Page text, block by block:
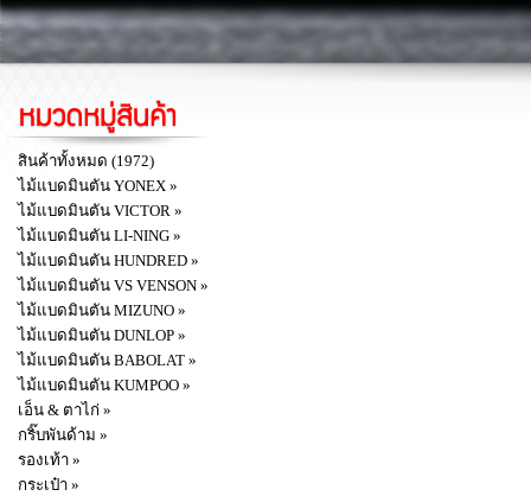
สินค้าทั้งหมด (1972)
ไม้แบดมินตัน YONEX »
ไม้แบดมินตัน VICTOR »
ไม้แบดมินตัน LI-NING »
ไม้แบดมินตัน HUNDRED »
ไม้แบดมินตัน VS VENSON »
ไม้แบดมินตัน MIZUNO »
ไม้แบดมินตัน DUNLOP »
ไม้แบดมินตัน BABOLAT »
ไม้แบดมินตัน KUMPOO »
เอ็น & ตาไก่ »
กริ๊บพันด้าม »
รองเท้า »
กระเป๋า »